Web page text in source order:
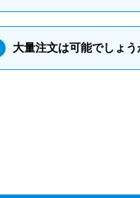
大量注文は可能でしょう